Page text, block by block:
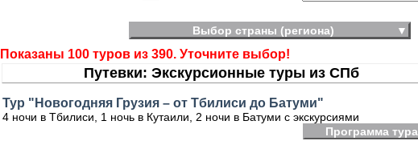
Выбор страны (региона) ▼
Показаны 100 туров из 390. Уточните выбор!
Путевки: Экскурсионные туры из СПб
Тур "Новогодняя Грузия – от Тбилиси до Батуми"
4 ночи в Тбилиси, 1 ночь в Кутаили, 2 ночи в Батуми с экскурсиями
Программа тура